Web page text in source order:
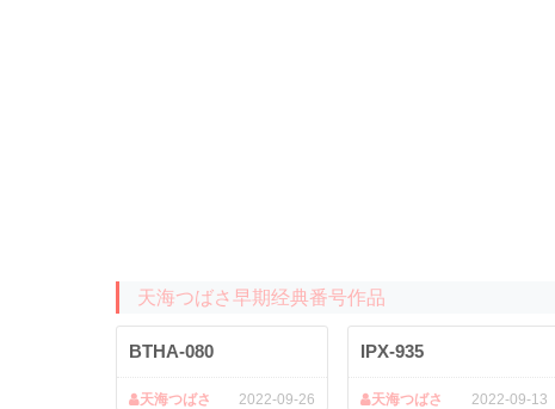
天海つばさ早期经典番号作品
BTHA-080
2022-09-26
天海つばさ
IPX-935
2022-09-13
天海つばさ